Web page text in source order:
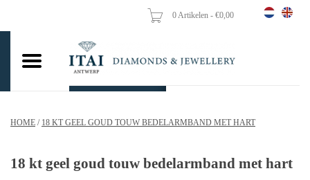
0 Artikelen - €0,00
Trouwringen
Kettingen
HOME / 18 KT GEEL GOUD TOUW BEDELARMBAND MET HART
18 kt geel goud touw bedelarmband met hart